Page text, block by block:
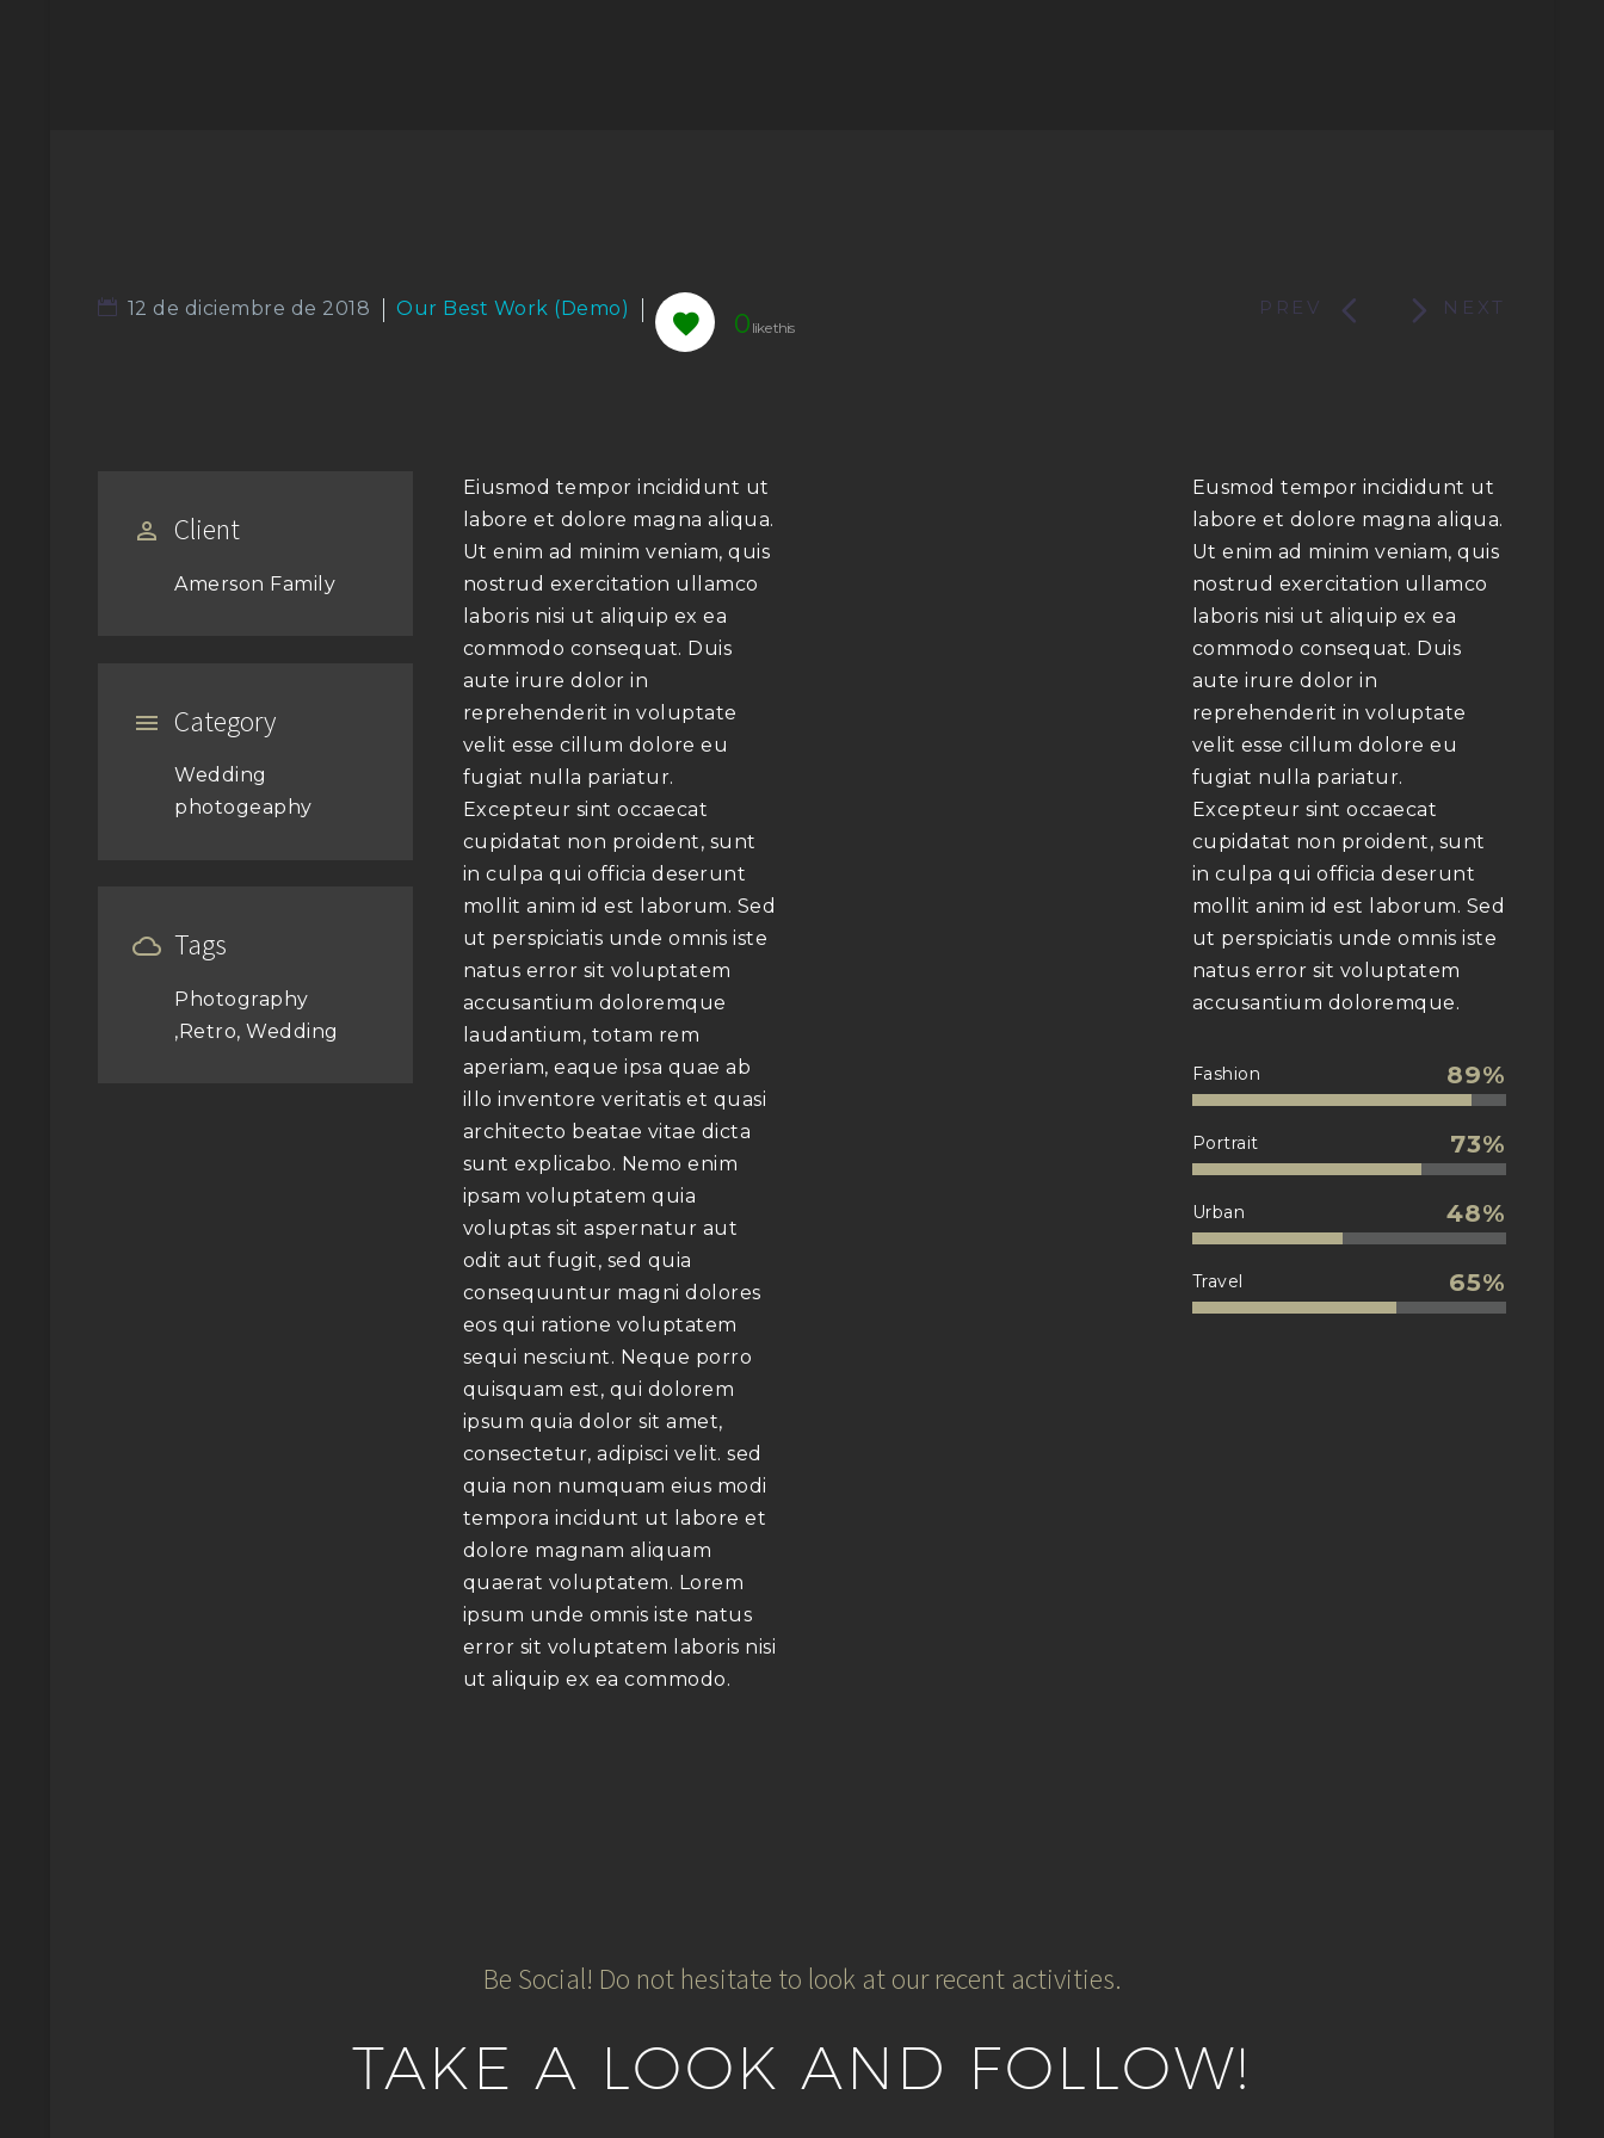
 
12 de diciembre de 2018 Our Best Work (Demo) 0

 Client
Amerson Family

 Category
Wedding
photogeaphy

 Tags
Photography
,Retro, Wedding
Eiusmod tempor incididunt ut
labore et dolore magna aliqua.
Ut enim ad minim veniam, quis
nostrud exercitation ullamco
laboris nisi ut aliquip ex ea
commodo consequat. Duis
aute irure dolor in
reprehenderit in voluptate
velit esse cillum dolore eu
fugiat nulla pariatur.
Excepteur sint occaecat
cupidatat non proident, sunt
in culpa qui officia deserunt
mollit anim id est laborum. Sed
ut perspiciatis unde omnis iste
natus error sit voluptatem
accusantium doloremque
laudantium, totam rem
aperiam, eaque ipsa quae ab
illo inventore veritatis et quasi
architecto beatae vitae dicta
sunt explicabo. Nemo enim
ipsam voluptatem quia
voluptas sit aspernatur aut
odit aut fugit, sed quia
consequuntur magni dolores
eos qui ratione voluptatem
sequi nesciunt. Neque porro
quisquam est, qui dolorem
ipsum quia dolor sit amet,
consectetur, adipisci velit. sed
quia non numquam eius modi
tempora incidunt ut labore et
dolore magnam aliquam
quaerat voluptatem. Lorem
ipsum unde omnis iste natus
error sit voluptatem laboris nisi
ut aliquip ex ea commodo.
Eusmod tempor incididunt ut
labore et dolore magna aliqua.
Ut enim ad minim veniam, quis
nostrud exercitation ullamco
laboris nisi ut aliquip ex ea
commodo consequat. Duis
aute irure dolor in
reprehenderit in voluptate
velit esse cillum dolore eu
fugiat nulla pariatur.
Excepteur sint occaecat
cupidatat non proident, sunt
in culpa qui officia deserunt
mollit anim id est laborum. Sed
ut perspiciatis unde omnis iste
natus error sit voluptatem
accusantium doloremque.
Fashion 89%
Portrait 73%
Urban 48%
Travel 65%
Be Social! Do not hesitate to look at our recent activities.
TAKE A LOOK AND FOLLOW!